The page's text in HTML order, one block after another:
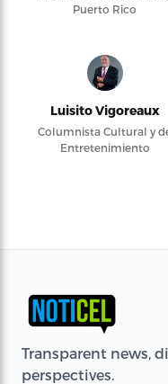
Puerto Rico
Luisito Vigoreaux
Columnista Cultural y
Entretenimiento
Transparent news,
perspectives.